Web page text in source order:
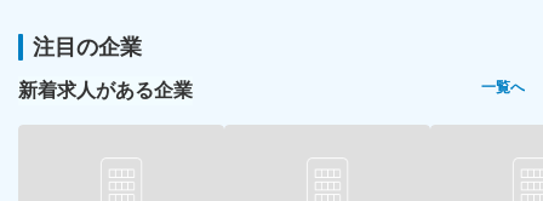
注目の企業
新着求人がある企業 一覧へ